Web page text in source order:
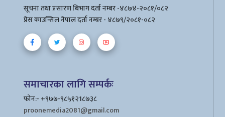
सूचना तथा प्रसारण बिभाग दर्ता नम्बर -४८७४-२०८१/०८२
प्रेस काउन्सिल नेपाल दर्ता नम्बर - ४८७९/२०८१-०८२
समाचारका लागि सम्पर्कः
फोन:- +९७७-९८५१२1८७३८
proonemedia2081@gmail.com